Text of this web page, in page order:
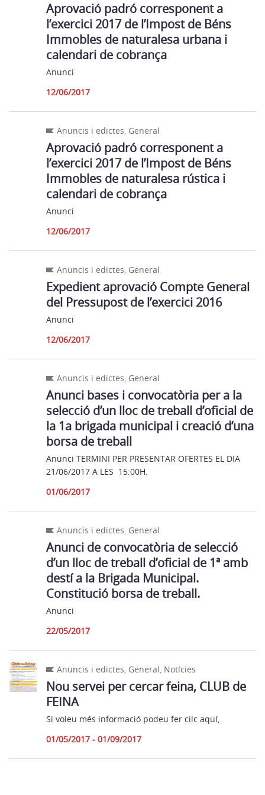
Aprovació padró corresponent a
l’exercici 2017 de l’Impost de Béns
Immobles de naturalesa urbana i
calendari de cobrança
Anunci
12/06/2017
Anuncis i edictes, General
Aprovació padró corresponent a
l’exercici 2017 de l’Impost de Béns
Immobles de naturalesa rústica i
calendari de cobrança
Anunci
12/06/2017
Anuncis i edictes, General
Expedient aprovació Compte General
del Pressupost de l’exercici 2016
Anunci
12/06/2017
Anuncis i edictes, General
Anunci bases i convocatòria per a la
selecció d’un lloc de treball d’oficial de
la 1a brigada municipal i creació d’una
borsa de treball
Anunci TERMINI PER PRESENTAR OFERTES EL DIA
21/06/2017 A LES 15:00H.
01/06/2017
Anuncis i edictes, General
Anunci de convocatòria de selecció
d’un lloc de treball d’oficial de 1ª amb
destí a la Brigada Municipal.
Constitució borsa de treball.
Anunci
22/05/2017
Anuncis i edictes, General, Notícies
Nou servei per cercar feina, CLUB de
FEINA
Si voleu més informació podeu fer cilc aquí,
01/05/2017 - 01/09/2017